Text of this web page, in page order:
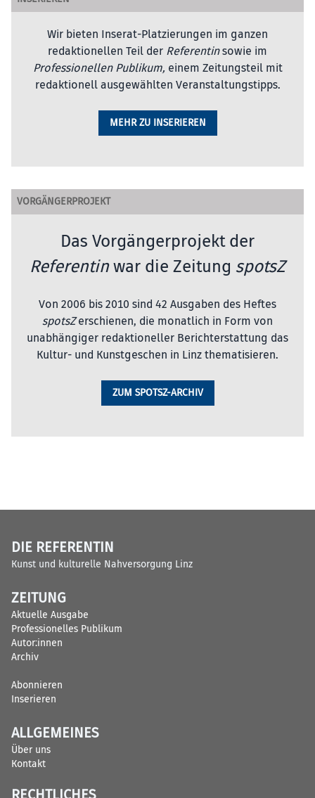
Wir bieten Inserat-Platzierungen im ganzen
redaktionellen Teil der Referentinsowie im
Professionellen Publikum, einem Zeitungsteil mit
redaktionell ausgewählten Veranstaltungstipps.
MEHR ZU INSERIEREN
VORGÄNGERPROJEKT
Das Vorgängerprojekt der
Referentinwar die Zeitung spotsZ
Von 2006 bis 2010 sind 42 Ausgaben des Heftes
spotsZerschienen, die monatlich in Form von
unabhängiger redaktioneller Berichterstattung das
Kultur- und Kunstgeschen in Linz thematisieren.
ZUM SPOTSZ-ARCHIV
DIE REFERENTIN
Kunst und kulturelle Nahversorgung Linz
ZEITUNG
Aktuelle Ausgabe
Professionelles Publikum
Autor:innen
Archiv
Abonnieren
Inserieren
ALLGEMEINES
Über uns
Kontakt